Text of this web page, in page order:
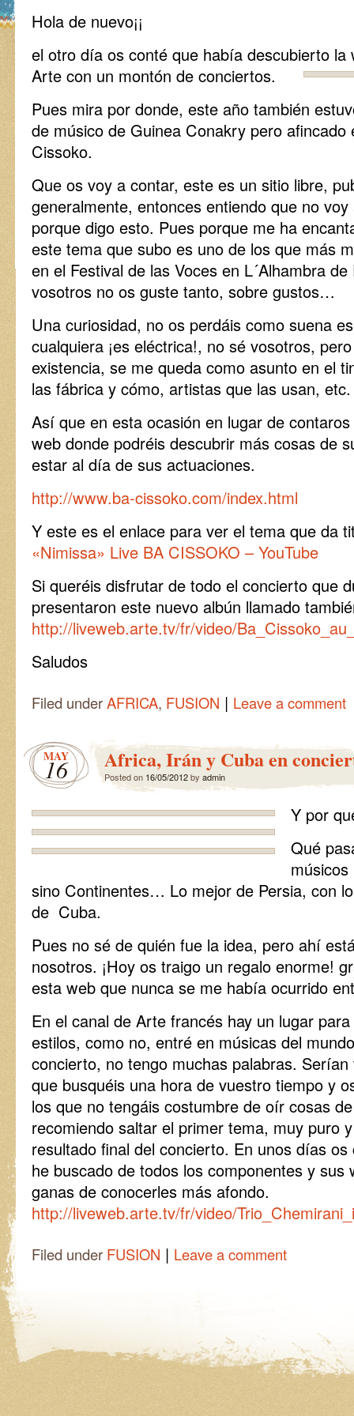
Hola de nuevo¡¡
el otro día os conté que había descubierto la
Arte con un montón de conciertos.
Pues mira por donde, este año también
de músico de Guinea Conakry pero afincado
Cissoko.
Que os voy a contar, este es un sitio libre,
generalmente, entonces entiendo que no
porque digo esto. Pues porque me ha
este tema que subo es uno de los que más
en el Festival de las Voces en L´Alhambra
vosotros no os guste tanto, sobre gustos…
Una curiosidad, no os perdáis como suena
cualquiera ¡es eléctrica!, no sé vosotros,
existencia, se me queda como asunto en el
las fábrica y cómo, artistas que las usan, etc.
Así que en esta ocasión en lugar de
web donde podréis descubrir más cosas de
estar al día de sus actuaciones.
http://www.ba-cissoko.com/index.html
Y este es el enlace para ver el tema que da
«Nimissa» Live BA CISSOKO – YouTube
Si queréis disfrutar de todo el concierto que
presentaron este nuevo albún llamado
http://liveweb.arte.tv/fr/video/
Saludos
Filed underAFRICA, FUSION | Leave a comment
MAY
16 Africa, Irán y Cuba en
Posted on 16/05/2012by admin
Y por
Qué
sino Continentes… Lo mejor de Persia, con
de Cuba.
Pues no sé de quién fue la idea, pero ahí
nosotros. ¡Hoy os traigo un regalo enorme!
esta web que nunca se me había ocurrido
En el canal de Arte francés hay un lugar
estilos, como no, entré en músicas del
concierto, no tengo muchas palabras.
que busquéis una hora de vuestro tiempo y
los que no tengáis costumbre de oír cosas
recomiendo saltar el primer tema, muy puro
resultado final del concierto. En unos días
he buscado de todos los componentes y sus
ganas de conocerles más afondo.
http://liveweb.arte.tv/fr/video/
Filed under FUSION | Leave a comment